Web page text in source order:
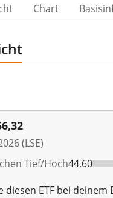
Chart
(LSE)
Tief/Hoch44,60
diesen ETF bei deinem